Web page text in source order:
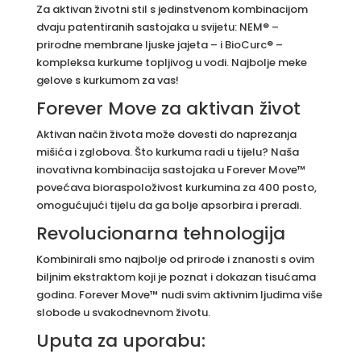
Za aktivan životni stil s jedinstvenom kombinacijom
dvaju patentiranih sastojaka u svijetu: NEM® –
prirodne membrane ljuske jajeta – i BioCurc® –
kompleksa kurkume topljivog u vodi. Najbolje meke
gelove s kurkumom za vas!
Forever Move za aktivan život
Aktivan način života može dovesti do naprezanja
mišića i zglobova. Što kurkuma radi u tijelu? Naša
inovativna kombinacija sastojaka u Forever Move™
povećava bioraspoloživost kurkumina za 400 posto,
omogućujući tijelu da ga bolje apsorbira i preradi.
Revolucionarna tehnologija
Kombinirali smo najbolje od prirode i znanosti s ovim
biljnim ekstraktom koji je poznat i dokazan tisućama
godina. Forever Move™ nudi svim aktivnim ljudima više
slobode u svakodnevnom životu.
Uputa za uporabu: